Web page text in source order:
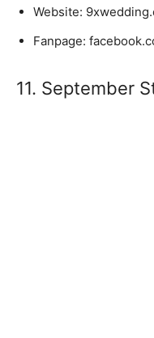
Website:
Fanpage:
11. September